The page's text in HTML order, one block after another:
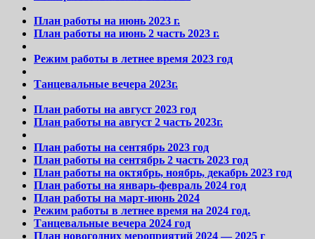
План работы на июнь 2023 г.
План работы на июнь 2 часть 2023 г.
Режим работы в летнее время 2023 год
Танцевальные вечера 2023г.
План работы на август 2023 год
План работы на август 2 часть 2023г.
План работы на сентябрь 2023 год
План работы на сентябрь 2 часть 2023 год
План работы на октябрь, ноябрь, декабрь 2023 год
План работы на январь-февраль 2024 год
План работы на март-июнь 2024
Режим работы в летнее время на 2024 год.
Танцевальные вечера 2024 год
План новогодних мероприятий 2024 — 2025 г